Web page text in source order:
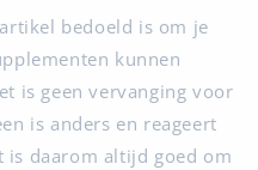
bedoeld is om je
kunnen
is geen vervanging voor
is anders en reageert
is daarom altijd goed om